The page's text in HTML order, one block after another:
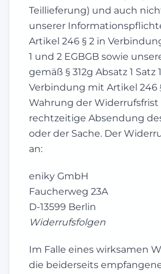
Teillieferung) und auch
unserer
Artikel 246 § 2 in
1 und 2 EGBGB sowie
gemäß § 312g Absatz 1 Satz
Verbindung mit Artikel 246
Wahrung der
rechtzeitige Absendung
oder der Sache. Der
an:
eniky GmbH
Faucherweg 23A
D-13599 Berlin
Widerrufsfolgen
Im Falle eines wirksamen
die beiderseits